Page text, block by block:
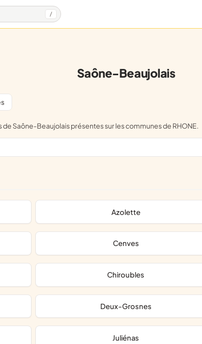
/
Saône-Beaujolais
de Saône-Beaujolais présentes sur les communes de RHONE.
Azolette
Cenves
Chiroubles
Deux-Grosnes
Juliénas